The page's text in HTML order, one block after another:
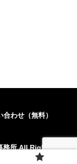
合わせ（無料）
務所 All Rights